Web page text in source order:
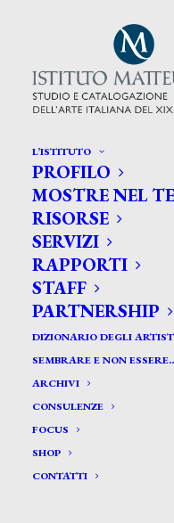
L’ISTITUTO
PROFILO
MOSTRE NEL
RISORSE
SERVIZI
RAPPORTI
STAFF
PARTNERSHIP
DIZIONARIO DEGLI
SEMBRARE E NON
ARCHIVI
CONSULENZE
FOCUS
SHOP
CONTATTI
CERCA TRA GLI
Search
for:
Mariatti V. A.